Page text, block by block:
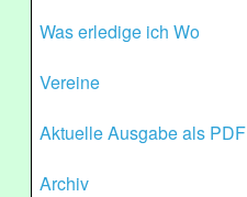
Was erledige ich Wo
Vereine
Aktuelle Ausgabe als PDF
Archiv